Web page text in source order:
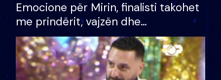
Emocione për Mirin, finalisti takohet
me prindërit, vajzën dhe
bashkëshorten: S’kemi ndonjë letër
divorci apo jo?